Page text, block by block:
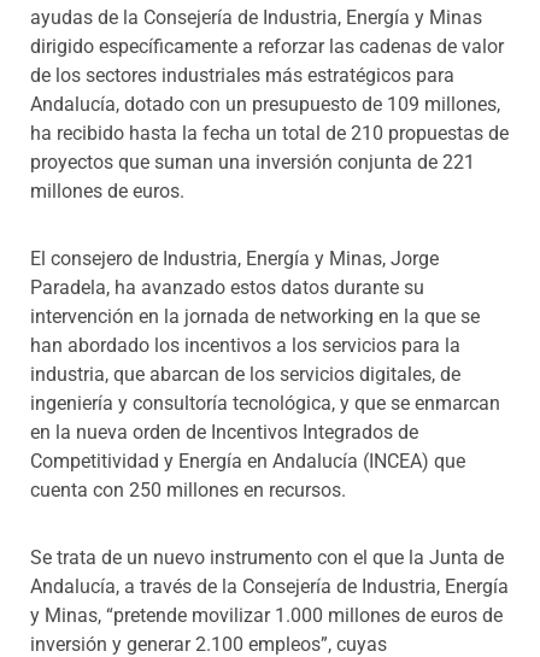
ayudas de la Consejería de Industria, Energía y Minas
dirigido específicamente a reforzar las cadenas de valor
de los sectores industriales más estratégicos para
Andalucía, dotado con un presupuesto de 109 millones,
ha recibido hasta la fecha un total de 210 propuestas de
proyectos que suman una inversión conjunta de 221
millones de euros.
El consejero de Industria, Energía y Minas, Jorge
Paradela, ha avanzado estos datos durante su
intervención en la jornada de networking en la que se
han abordado los incentivos a los servicios para la
industria, que abarcan de los servicios digitales, de
ingeniería y consultoría tecnológica, y que se enmarcan
en la nueva orden de Incentivos Integrados de
Competitividad y Energía en Andalucía (INCEA) que
cuenta con 250 millones en recursos.
Se trata de un nuevo instrumento con el que la Junta de
Andalucía, a través de la Consejería de Industria, Energía
y Minas, “pretende movilizar 1.000 millones de euros de
inversión y generar 2.100 empleos”, cuyas